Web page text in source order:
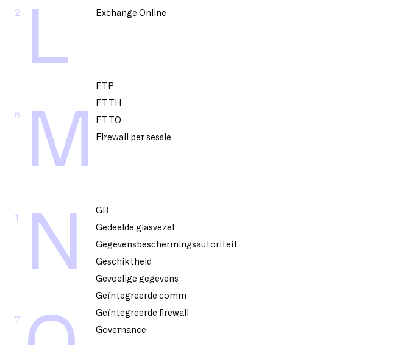
L
2
M
6
N
1
7
Exchange Online
FTP
FTTH
FTTO
Firewall per sessie
GB
Gedeelde glasvezel
Gegevensbeschermingsautoriteit
Geschiktheid
Gevoelige gegevens
Geïntegreerde comm
Geïntegreerde firewall
Governance